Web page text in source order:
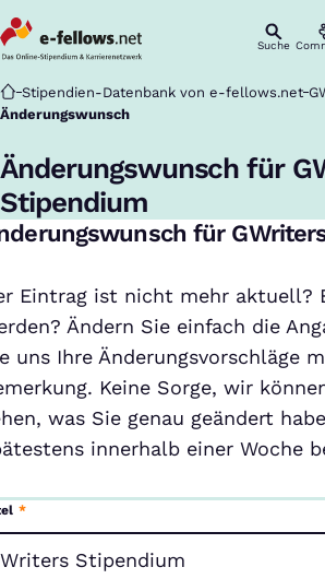
Suche
Startseite
Stipendien-Datenbank von e-fellows.net
Änderungswunsch
Änderungswunsch für
Stipendium
für
Eintrag ist nicht mehr aktuell?
Ändern Sie einfach die
uns Ihre Änderungsvorschläge
Keine Sorge, wir
was Sie genau geändert
innerhalb einer Woche
*